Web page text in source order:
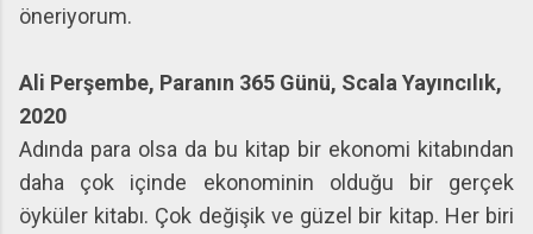
öneriyorum.
Ali Perşembe, Paranın 365 Günü, Scala Yayıncılık,
2020
Adında para olsa da bu kitap bir ekonomi kitabından
daha çok içinde ekonominin olduğu bir gerçek
öyküler kitabı. Çok değişik ve güzel bir kitap. Her biri